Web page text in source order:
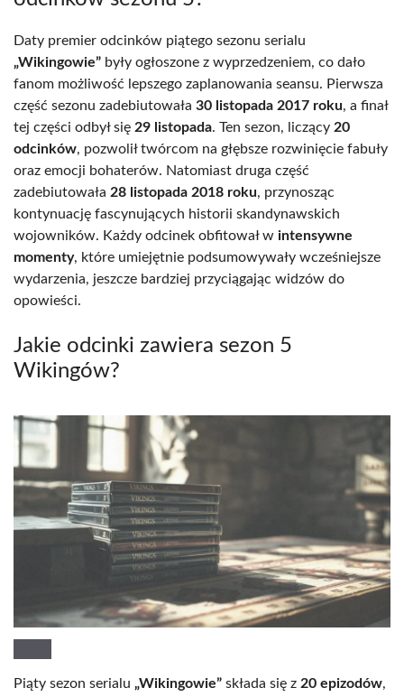
Daty premier odcinków piątego sezonu serialu
„Wikingowie” były ogłoszone z wyprzedzeniem, co dało
fanom możliwość lepszego zaplanowania seansu. Pierwsza
część sezonu zadebiutowała 30 listopada 2017 roku, a finał
tej części odbył się 29 listopada. Ten sezon, liczący 20
odcinków, pozwolił twórcom na głębsze rozwinięcie fabuły
oraz emocji bohaterów. Natomiast druga część
zadebiutowała 28 listopada 2018 roku, przynosząc
kontynuację fascynujących historii skandynawskich
wojowników. Każdy odcinek obfitował w intensywne
momenty, które umiejętnie podsumowywały wcześniejsze
wydarzenia, jeszcze bardziej przyciągając widzów do
opowieści.
Jakie odcinki zawiera sezon 5
Wikingów?
Piąty sezon serialu „Wikingowie” składa się z 20 epizodów,